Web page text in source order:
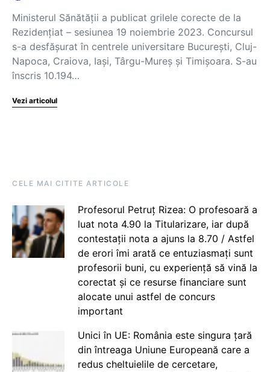
Ministerul Sănătății a publicat grilele corecte de la
Rezidențiat – sesiunea 19 noiembrie 2023. Concursul
s-a desfășurat în centrele universitare București, Cluj-
Napoca, Craiova, Iaşi, Târgu-Mureş şi Timişoara. S-au
înscris 10.194…
Vezi articolul
CELE MAI CITITE ARTICOLE
Profesorul Petruț Rizea: O profesoară a
luat nota 4.90 la Titularizare, iar după
contestații nota a ajuns la 8.70 / Astfel
de erori îmi arată ce entuziasmați sunt
profesorii buni, cu experiență să vină la
corectat și ce resurse financiare sunt
alocate unui astfel de concurs
important
Unici în UE: România este singura țară
din întreaga Uniune Europeană care a
redus cheltuielile de cercetare,